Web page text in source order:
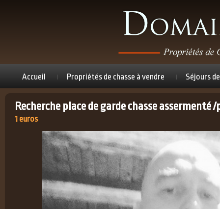
Accueil Propriétés de chasse à vendre Séjours
Recherche place de garde chasse assermenté
1 euros